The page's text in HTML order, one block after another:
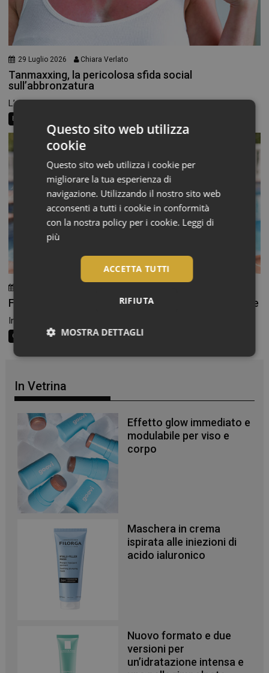
29 Luglio 2026 Chiara Verlato
Tanmaxxing, la pericolosa sfida social
sull’abbronzatura
L’abbronzatura non è più soltanto un souvenir dell’estate, sui...
Beauty Trend
Fotoprotezione in gravidanza: quali filtri consigliare
In gravidanza il rapporto con il sole cambia. Le...
Consigli al banco
In Vetrina
Effetto glow immediato e
modulabile per viso e
corpo
Maschera in crema
ispirata alle iniezioni di
acido ialuronico
Nuovo formato e due
versioni per
un’idratazione intensa e
Questo sito web utilizza
cookie
Questo sito web utilizza i cookie per
migliorare la tua esperienza di
navigazione. Utilizzando il nostro sito web
acconsenti a tutti i cookie in conformità
con la nostra policy per i cookie. Leggi di
più
ACCETTA TUTTI
RIFIUTA
MOSTRA DETTAGLI
Necessari
Necessari
I cookie necessari contribuiscono a rendere fruibile il
sito web abilitandone funzionalità di base quali la
navigazione sulle pagine e l'accesso alle aree
protette del sito. Il sito web non è in grado di
funzionare correttamente senza questi cookie.
PHPSESSID
PHP.net
.www.panoramacosmetico.it
Sessione